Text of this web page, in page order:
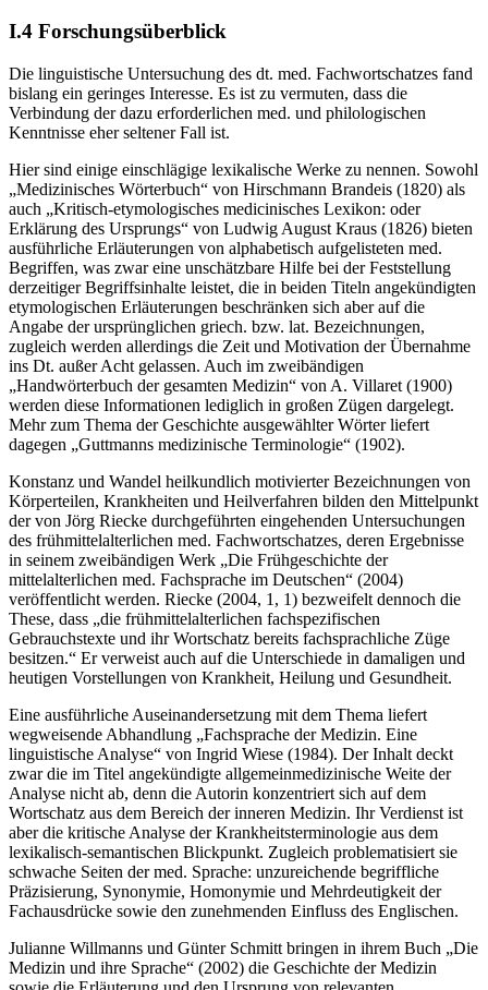
Die linguistische Untersuchung des dt. med. Fachwortschatzes fand
bislang ein geringes Interesse. Es ist zu vermuten, dass die
Verbindung der dazu erforderlichen med. und philologischen
Hier sind einige einschlägige lexikalische Werke zu nennen. Sowohl
„Medizinisches Wörterbuch“ von Hirschmann Brandeis (1820
auch „Kritisch-etymologisches medicinisches Lexikon: oder
Erklärung des Ursprungs“ von Ludwig August Kraus (1826) bieten
ausführliche Erläuterungen von alphabetisch aufgelisteten med.
Begriffen, was zwar eine unschätzbare Hilfe bei der Feststellung
derzeitiger Begriffsinhalte leistet, die in beiden Titeln angekündigten
etymologischen Erläuterungen beschränken sich aber auf die
Angabe der ursprünglichen griech. bzw. lat. Bezeichnungen,
zugleich werden allerdings die Zeit und Motivation der Übernahme
ins Dt. außer Acht gelassen. Auch im zweibändigen
„Handwörterbuch der gesamten Medizin“ von A. Villaret (1900)
werden diese Informationen lediglich in großen Zügen dargelegt.
Mehr zum Thema der Geschichte ausgewählter Wörter liefert
Konstanz und Wandel heilkundlich motivierter Bezeichnungen von
Körperteilen, Krankheiten und Heilverfahren bilden den Mittelpunkt
der von Jörg Riecke durchgeführten eingehenden Untersuchungen
des frühmittelalterlichen med. Fachwortschatzes, deren Ergebnisse
in seinem zweibändigen Werk „Die Frühgeschichte der
mittelalterlichen med. Fachsprache im Deutschen“ (2004)
veröffentlicht werden. Riecke (2004, 1, 1) bezweifelt dennoch die
These, dass „die frühmittelalterlichen fachspezifischen
Gebrauchstexte und ihr Wortschatz bereits fachsprachliche Züge
besitzen.“ Er verweist auch auf die Unterschiede in damaligen und
Eine ausführliche Auseinandersetzung mit dem Thema liefert
wegweisende Abhandlung „Fachsprache der Medizin. Eine
linguistische Analyse“ von Ingrid Wiese (1984). Der Inhalt deckt
zwar die im Titel angekündigte allgemeinmedizinische Weite der
Analyse nicht ab, denn die Autorin konzentriert sich auf dem
Wortschatz aus dem Bereich der inneren Medizin. Ihr Verdienst ist
aber die kritische Analyse der Krankheitsterminologie aus dem
lexikalisch-semantischen Blickpunkt. Zugleich problematisiert sie
schwache Seiten der med. Sprache: unzureichende begriffliche
Präzisierung, Synonymie, Homonymie und Mehrdeutigkeit der
Julianne Willmanns und Günter Schmitt bringen in ihrem Buch „Die